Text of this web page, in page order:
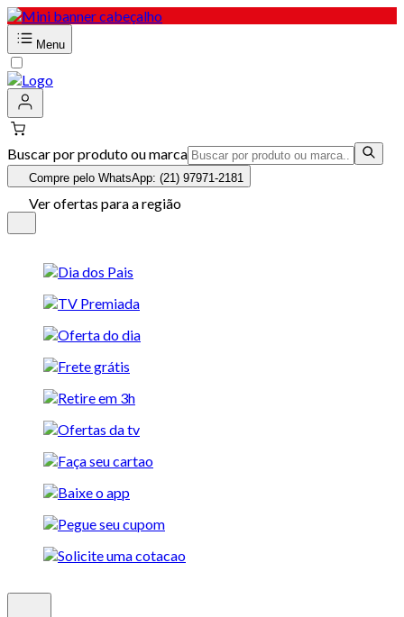
Menu
Buscar por produto ou marca
Compre pelo WhatsApp: (21) 97971-2181
Ver ofertas para a região